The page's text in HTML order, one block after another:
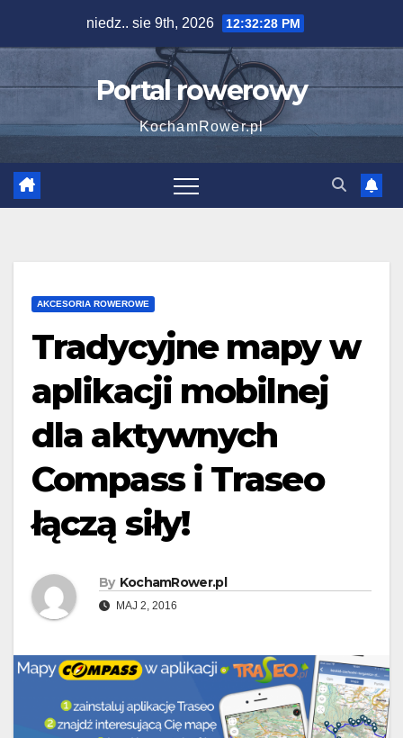
niedz.. sie 9th, 2026 12:32:28 PM
Portal rowerowy
KochamRower.pl
AKCESORIA ROWEROWE
Tradycyjne mapy w
aplikacji mobilnej
dla aktywnych
Compass i Traseo
łączą siły!
By KochamRower.pl
MAJ 2, 2016